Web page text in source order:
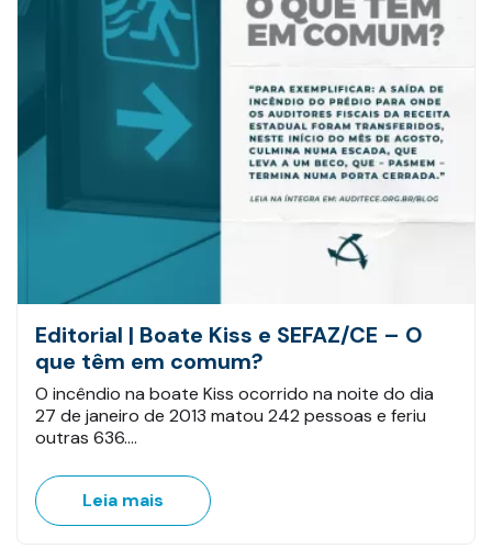
Editorial | Boate Kiss e SEFAZ/CE – O
que têm em comum?
O incêndio na boate Kiss ocorrido na noite do dia
27 de janeiro de 2013 matou 242 pessoas e feriu
outras 636.…
Leia mais